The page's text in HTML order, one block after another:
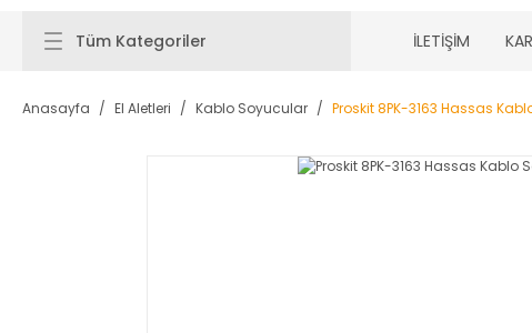
Tüm Kategoriler İLETİŞİM
Anasayfa El Aletleri Kablo Soyucular Proskit 8PK-3163 Hassas